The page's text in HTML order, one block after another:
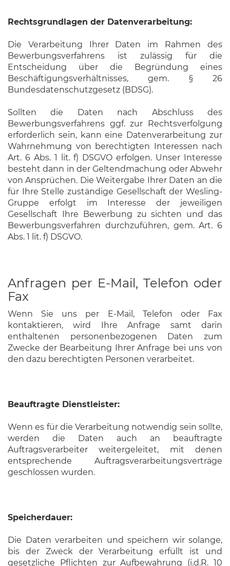
Rechtsgrundlagen der Datenverarbeitung:
Die Verarbeitung Ihrer Daten im Rahmen des
Bewerbungsverfahrens ist zulässig für die
Entscheidung über die Begründung eines
Beschäftigungsverhältnisses, gem. § 26
Bundesdatenschutzgesetz (BDSG).
Sollten die Daten nach Abschluss des
Bewerbungsverfahrens ggf. zur Rechtsverfolgung
erforderlich sein, kann eine Datenverarbeitung zur
Wahrnehmung von berechtigten Interessen nach
Art. 6 Abs. 1 lit. f) DSGVO erfolgen. Unser Interesse
besteht dann in der Geltendmachung oder Abwehr
von Ansprüchen. Die Weitergabe Ihrer Daten an die
für Ihre Stelle zuständige Gesellschaft der Wesling-
Gruppe erfolgt im Interesse der jeweiligen
Gesellschaft Ihre Bewerbung zu sichten und das
Bewerbungsverfahren durchzuführen, gem. Art. 6
Abs. 1 lit. f) DSGVO.
Anfragen per E-Mail, Telefon oder
Fax
Wenn Sie uns per E-Mail, Telefon oder Fax
kontaktieren, wird Ihre Anfrage samt darin
enthaltenen personenbezogenen Daten zum
Zwecke der Bearbeitung Ihrer Anfrage bei uns von
den dazu berechtigten Personen verarbeitet.
Beauftragte Dienstleister:
Wenn es für die Verarbeitung notwendig sein sollte,
werden die Daten auch an beauftragte
Auftragsverarbeiter weitergeleitet, mit denen
entsprechende Auftragsverarbeitungsverträge
geschlossen wurden.
Speicherdauer:
Die Daten verarbeiten und speichern wir solange,
bis der Zweck der Verarbeitung erfüllt ist und
gesetzliche Pflichten zur Aufbewahrung (i.d.R. 10